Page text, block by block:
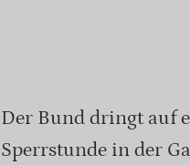
Der Bund dringt auf
Sperrstunde in der